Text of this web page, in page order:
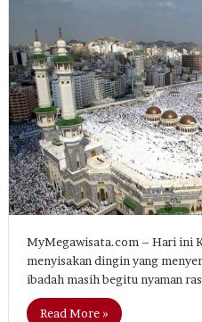
MyMegawisata.com – Hari ini
menyisakan dingin yang
ibadah masih begitu nyaman
Read More »